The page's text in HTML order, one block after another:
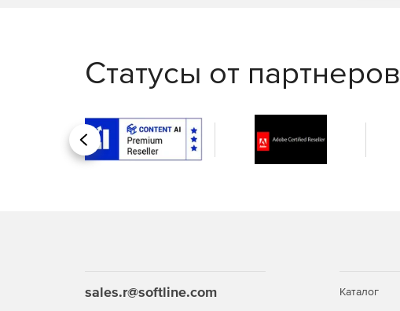
Статусы от партнеров
Назад
sales.r@softline.com Каталог